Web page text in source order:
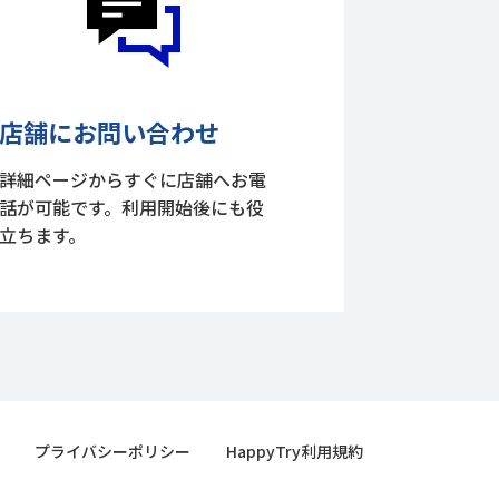
舗にお問い合わせ
細ページからすぐに店舗へお電
が可能です。利用開始後にも役
ちます。
プライバシーポリシー HappyTry利用規約